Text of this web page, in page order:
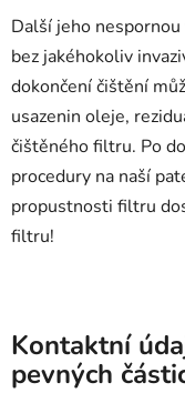
Další jeho
bez jakéhokoliv
dokončení čištění
usazenin oleje,
čištěného filtru. Po
procedury na naší
propustnosti filtru
filtru!
Kontaktní
pevných